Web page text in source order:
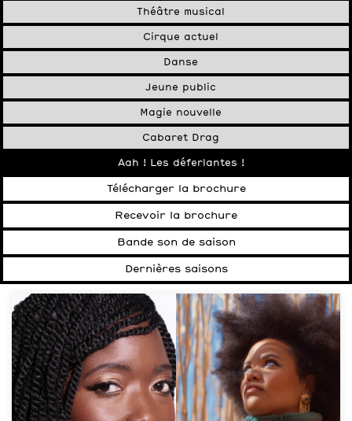
Théâtre musical
Cirque actuel
Danse
Jeune public
Magie nouvelle
Cabaret Drag
Aah ! Les déferlantes !
Télécharger la brochure
Recevoir la brochure
Bande son de saison
Dernières saisons